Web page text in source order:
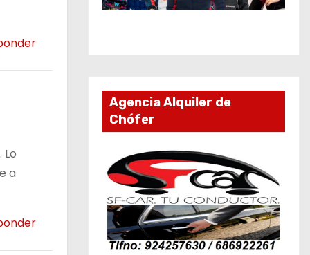
a
Agencia Alquiler de
Chófer